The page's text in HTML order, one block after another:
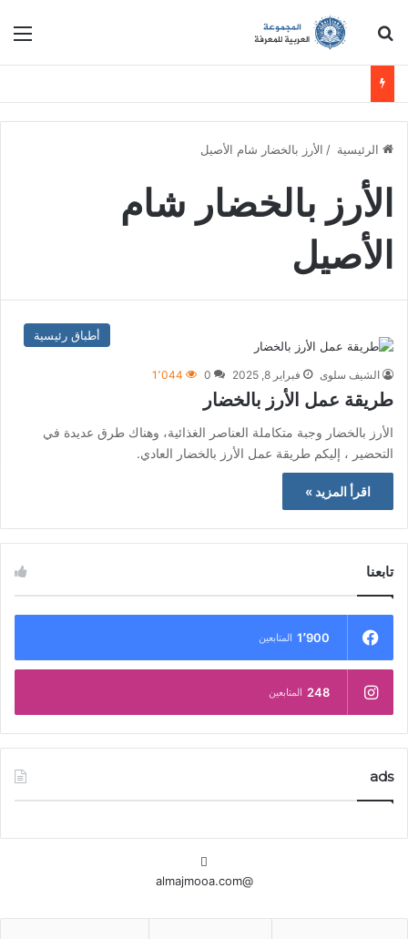
ابحث عن
الرئيسية / الأرز بالخضار شام الأصيل
الأرز بالخضار شام
الأصيل
أطباق رئيسية
الشيف سلوى فبراير 8, 2025 0 1٬044
طريقة عمل الأرز بالخضار
الأرز بالخضار وجبة متكاملة العناصر الغذائية، وهناك طرق عديدة في
التحضير ، إليكم طريقة عمل الأرز بالخضار العادي.
اقرأ المزيد »
تابعنا
1٬900 المتابعين
248 المتابعين
ads
@almajmooa.com